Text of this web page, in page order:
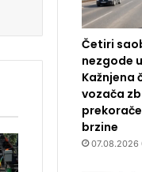
Četiri
nezgode
Kažnjena
vozača
brzine
07.08.2026